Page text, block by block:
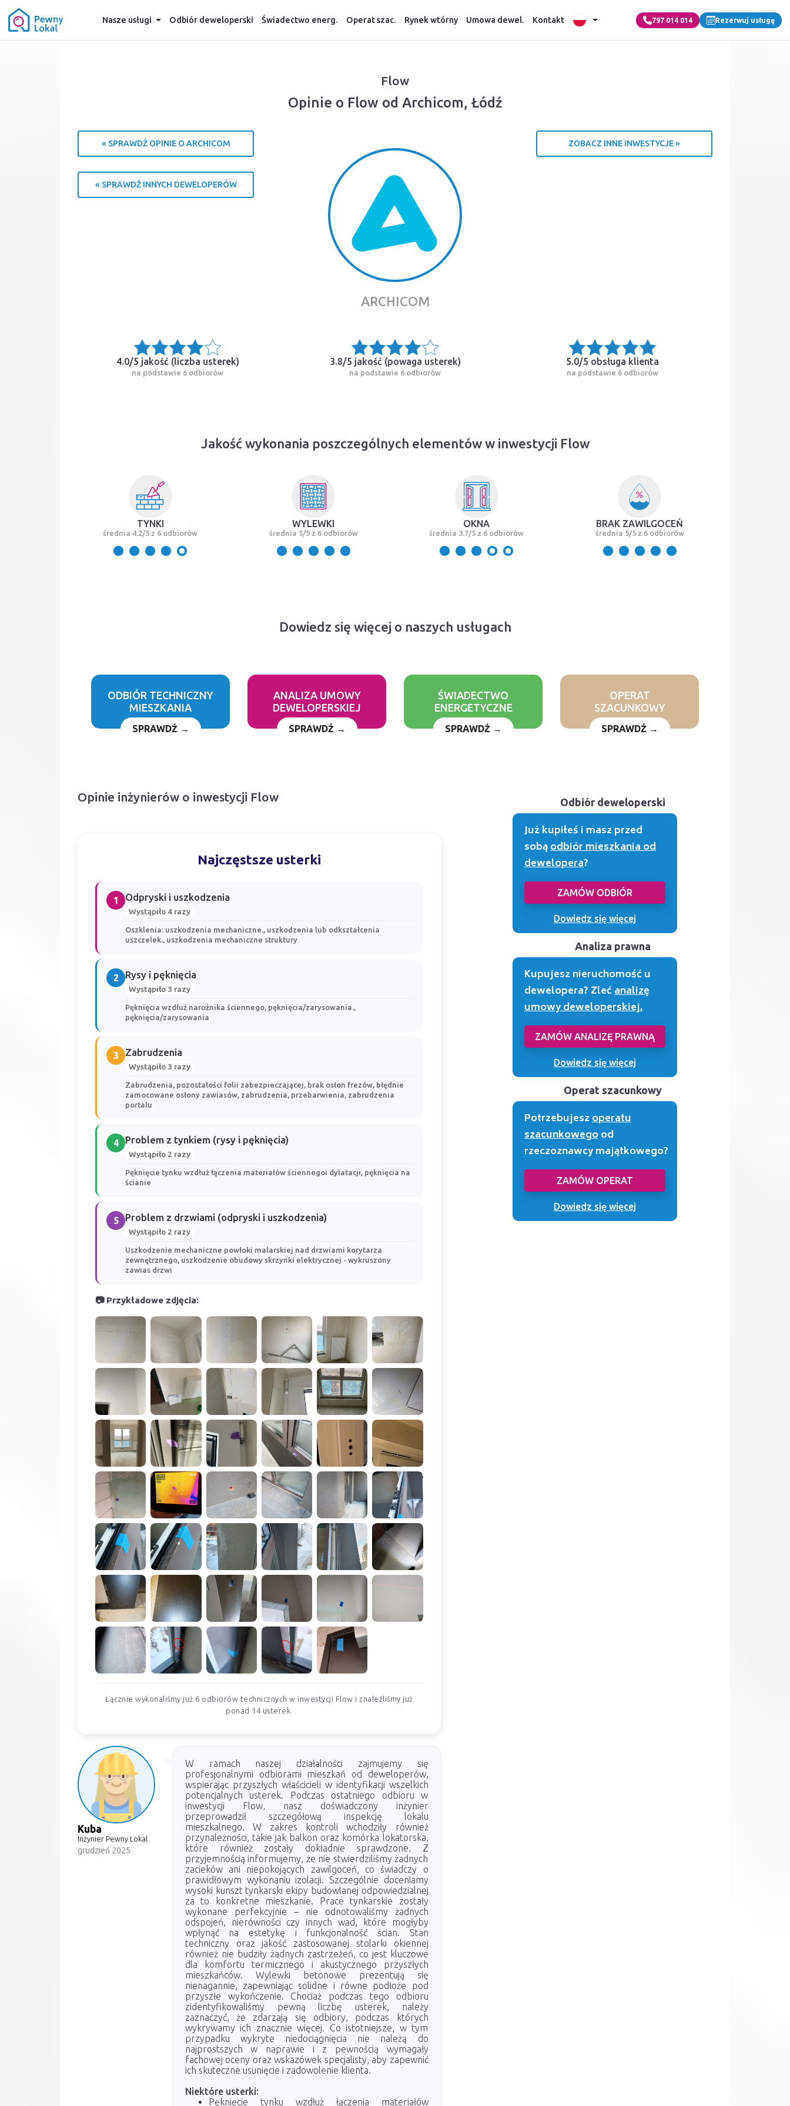
Nasze usługi Odbiór deweloperski Świadectwo energ. Operat szac. Rynek wtórny Umowa dewel. Kontakt 797 014 014 Rezerwuj usługę
Flow
Opinie o Flow od Archicom, Łódź
« SPRAWDŹ OPINIE O ARCHICOM
« SPRAWDŹ INNYCH DEWELOPERÓW
ZOBACZ INNE INWESTYCJE »
ARCHICOM
4.0/5 jakość (liczba usterek)
na podstawie 6 odbiorów
3.8/5 jakość (powaga usterek)
na podstawie 6 odbiorów
5.0/5 obsługa klienta
na podstawie 6 odbiorów
Jakość wykonania poszczególnych elementów w inwestycji Flow
TYNKI
średnia 4.2/5 z 6 odbiorów
WYLEWKI
średnia 5/5 z 6 odbiorów
OKNA
średnia 3.7/5 z 6 odbiorów
BRAK ZAWILGOCEŃ
średnia 5/5 z 6 odbiorów
Dowiedz się więcej o naszych usługach
ODBIÓR TECHNICZNY
MIESZKANIA
SPRAWDŹ →
ANALIZA UMOWY
DEWELOPERSKIEJ
SPRAWDŹ →
ŚWIADECTWO
ENERGETYCZNE
SPRAWDŹ →
OPERAT
SZACUNKOWY
SPRAWDŹ →
Opinie inżynierów o inwestycji Flow
Najczęstsze usterki
1 Odpryski i uszkodzenia
Wystąpiło 4 razy
Oszklenia: uszkodzenia mechaniczne., uszkodzenia lub odkształcenia
uszczelek., uszkodzenia mechaniczne struktury
2 Rysy i pęknięcia
Wystąpiło 3 razy
Pęknięcia wzdłuż narożnika ściennego, pęknięcia/zarysowania.,
pęknięcia/zarysowania
3 Zabrudzenia
Wystąpiło 3 razy
Zabrudzenia, pozostałości folii zabezpieczającej, brak osłon frezów, błędnie
zamocowane osłony zawiasów, zabrudzenia, przebarwienia, zabrudzenia
portalu
4 Problem z tynkiem (rysy i pęknięcia)
Wystąpiło 2 razy
Pęknięcie tynku wzdłuż łączenia materiałów ściennegoi dylatacji, pęknięcia na
ścianie
5 Problem z drzwiami (odpryski i uszkodzenia)
Wystąpiło 2 razy
Uszkodzenie mechaniczne powłoki malarskiej nad drzwiami korytarza
zewnętrznego, uszkodzenie obudowy skrzynki elektrycznej - wykruszony
zawias drzwi
📷 Przykładowe zdjęcia:
Łącznie wykonaliśmy już 6 odbiorów technicznych w inwestycji Flow i znaleźliśmy już
ponad 14 usterek.
Kuba
Inżynier Pewny Lokal
grudzień 2025
W ramach naszej działalności zajmujemy się
profesjonalnymi odbiorami mieszkań od deweloperów,
wspierając przyszłych właścicieli w identyfikacji wszelkich
potencjalnych usterek. Podczas ostatniego odbioru w
inwestycji Flow, nasz doświadczony inżynier
przeprowadził szczegółową inspekcję lokalu
mieszkalnego. W zakres kontroli wchodziły również
przynależności, takie jak balkon oraz komórka lokatorska,
które również zostały dokładnie sprawdzone. Z
przyjemnością informujemy, że nie stwierdziliśmy żadnych
zacieków ani niepokojących zawilgoceń, co świadczy o
prawidłowym wykonaniu izolacji. Szczególnie doceniamy
wysoki kunszt tynkarski ekipy budowlanej odpowiedzialnej
za to konkretne mieszkanie. Prace tynkarskie zostały
wykonane perfekcyjnie – nie odnotowaliśmy żadnych
odspojeń, nierówności czy innych wad, które mogłyby
wpłynąć na estetykę i funkcjonalność ścian. Stan
techniczny oraz jakość zastosowanej stolarki okiennej
również nie budziły żadnych zastrzeżeń, co jest kluczowe
dla komfortu termicznego i akustycznego przyszłych
mieszkańców. Wylewki betonowe prezentują się
nienagannie, zapewniając solidne i równe podłoże pod
przyszłe wykończenie. Chociaż podczas tego odbioru
zidentyfikowaliśmy pewną liczbę usterek, należy
zaznaczyć, że zdarzają się odbiory, podczas których
wykrywamy ich znacznie więcej. Co istotniejsze, w tym
przypadku wykryte niedociągnięcia nie należą do
najprostszych w naprawie i z pewnością wymagały
fachowej oceny oraz wskazówek specjalisty, aby zapewnić
ich skuteczne usunięcie i zadowolenie klienta.
Niektóre usterki:
Pęknięcie tynku wzdłuż łączenia materiałów
Odbiór deweloperski
Już kupiłeś i masz przed
sobąodbiór mieszkania od
dewelopera?
ZAMÓW ODBIÓR
Dowiedz się więcej
Analiza prawna
Kupujesz nieruchomość u
dewelopera? Zlećanalizę
umowy deweloperskiej.
ZAMÓW ANALIZĘ PRAWNĄ
Dowiedz się więcej
Operat szacunkowy
Potrzebujeszoperatu
szacunkowegood
rzeczoznawcy majątkowego?
ZAMÓW OPERAT
Dowiedz się więcej